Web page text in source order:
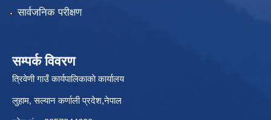
सार्वजनिक परीक्षण
सम्पर्क विवरण
त्रिवेणी गाउँ कार्यपालिकाकाे कार्यालय
लुहाम, सल्यान कर्णाली प्रदेश,नेपाल